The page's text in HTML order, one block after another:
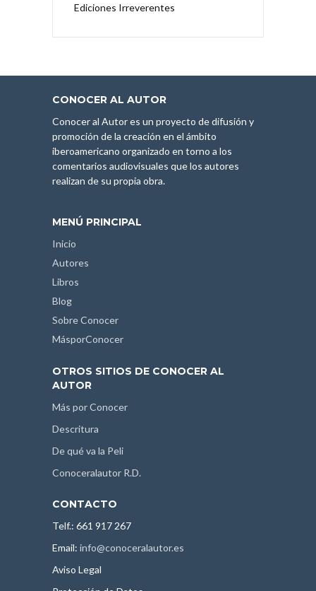
Ediciones Irreverentes
CONOCER AL AUTOR
Conocer al Autor es un proyecto de difusión y
promoción de la creación en el ámbito
iberoamericano organizado en torno a los
comentarios audiovisuales que los autores
realizan de su propia obra.
MENÚ PRINCIPAL
Inicio
Autores
Libros
Blog
Sobre Conocer
MásporConocer
OTROS SITIOS DE CONOCER AL
AUTOR
Más por Conocer
Descritura
De qué va la Peli
Conoceralautor R.D.
CONTACTO
Telf.: 661 917 267
Email: info@conoceralautor.es
Aviso Legal